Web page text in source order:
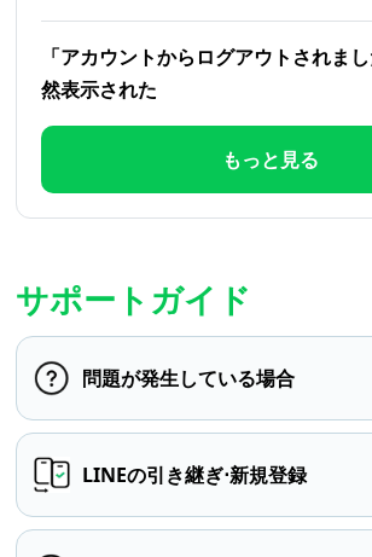
「アカウントからログアウトされま
然表示された
もっと見る
サポートガイド
問題が発生している場合
LINEの引き継ぎ⋅新規登録